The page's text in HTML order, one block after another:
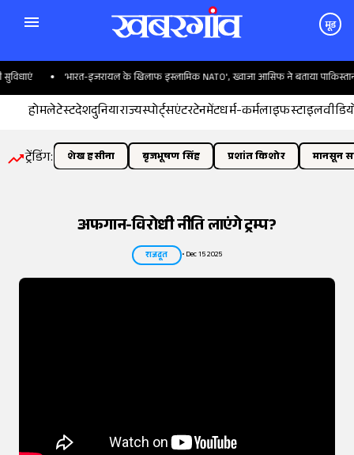
मूड
'भारत-इजरायल के खिलाफ इस्लामिक NATO', ख्वाजा आसिफ ने बताया पाकिस्तान का
होमलेटेस्टदेशदुनियाराज्यस्पोर्ट्सएंटरटेनमेंटधर्म-कर्मलाइफस्टाइल
ट्रेंडिंग: शेख हसीना बृजभूषण सिंह प्रशांत किशोर मानसून
अफगान-विरोधी नीति लाएंगे ट्रम्प?
राजदूत •Dec 15 2025